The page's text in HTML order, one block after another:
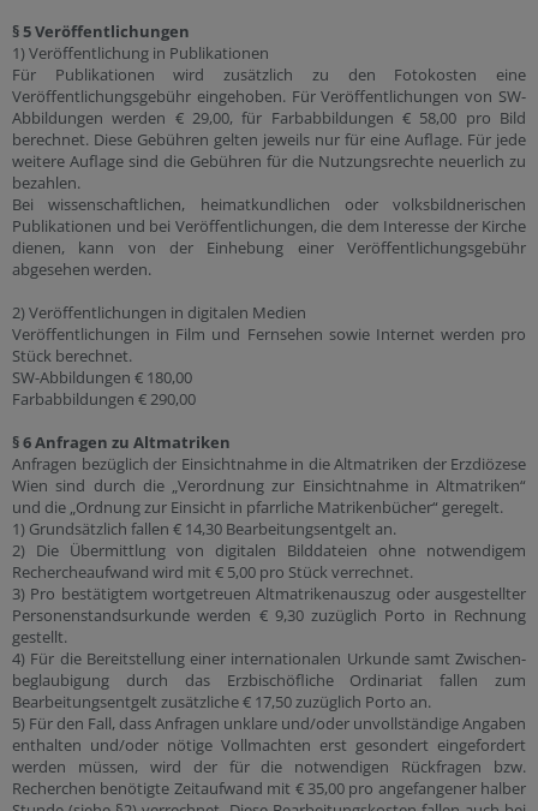
§ 5 Veröffentlichungen
1) Veröffentlichung in Publikationen
Für Publikationen wird zusätzlich zu den Fotokosten eine
Veröffentlichungsgebühr eingehoben. Für Veröffentlichungen von SW-
Abbildungen werden € 29,00, für Farbabbildungen € 58,00 pro Bild
berechnet. Diese Gebühren gelten jeweils nur für eine Auflage. Für jede
weitere Auflage sind die Gebühren für die Nutzungsrechte neuerlich zu
bezahlen.
Bei wissenschaftlichen, heimatkundlichen oder volksbildnerischen
Publikationen und bei Veröffentlichungen, die dem Interesse der Kirche
dienen, kann von der Einhebung einer Veröffentlichungsgebühr
abgesehen werden.
2) Veröffentlichungen in digitalen Medien
Veröffentlichungen in Film und Fernsehen sowie Internet werden pro
Stück berechnet.
SW-Abbildungen € 180,00
Farbabbildungen € 290,00
§ 6 Anfragen zu Altmatriken
Anfragen bezüglich der Einsichtnahme in die Altmatriken der Erzdiözese
Wien sind durch die „Verordnung zur Einsichtnahme in Altmatriken“
und die „Ordnung zur Einsicht in pfarrliche Matrikenbücher“ geregelt.
1) Grundsätzlich fallen € 14,30 Bearbeitungsentgelt an.
2) Die Übermittlung von digitalen Bilddateien ohne notwendigem
Rechercheaufwand wird mit € 5,00 pro Stück verrechnet.
3) Pro bestätigtem wortgetreuen Altmatrikenauszug oder ausgestellter
Personenstandsurkunde werden € 9,30 zuzüglich Porto in Rechnung
gestellt.
4) Für die Bereitstellung einer internationalen Urkunde samt Zwischen-
beglaubigung durch das Erzbischöfliche Ordinariat fallen zum
Bearbeitungsentgelt zusätzliche € 17,50 zuzüglich Porto an.
5) Für den Fall, dass Anfragen unklare und/oder unvollständige Angaben
enthalten und/oder nötige Vollmachten erst gesondert eingefordert
werden müssen, wird der für die notwendigen Rückfragen bzw.
Recherchen benötigte Zeitaufwand mit € 35,00 pro angefangener halber